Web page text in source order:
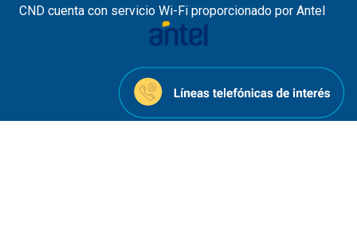
CND cuenta con servicio Wi-Fi proporcionado por Antel